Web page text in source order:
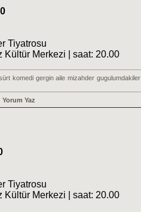
Tiyatrosu
Kültür Merkezi | saat: 20.00
komedi gergin aile mizahder gugulumdakiler
Yorum Yaz
Tiyatrosu
Kültür Merkezi | saat: 20.00